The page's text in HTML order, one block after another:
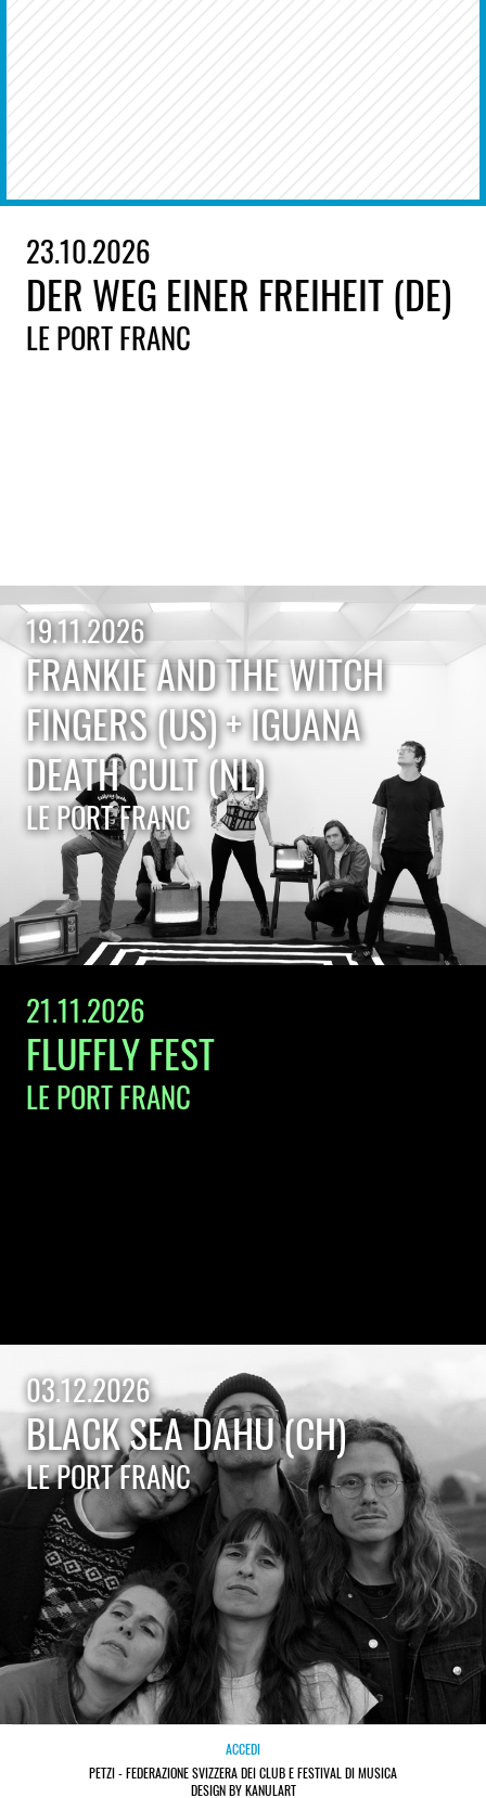
23.10.2026
DER WEG EINER FREIHEIT (DE)
LE PORT FRANC
19.11.2026
FRANKIE AND THE WITCH
FINGERS (US) + IGUANA
DEATH CULT (NL)
LE PORT FRANC
21.11.2026
FLUFFLY FEST
LE PORT FRANC
03.12.2026
BLACK SEA DAHU (CH)
LE PORT FRANC
ACCEDI
PETZI - FEDERAZIONE SVIZZERA DEI CLUB E FESTIVAL DI MUSICA
DESIGN BY KANULART